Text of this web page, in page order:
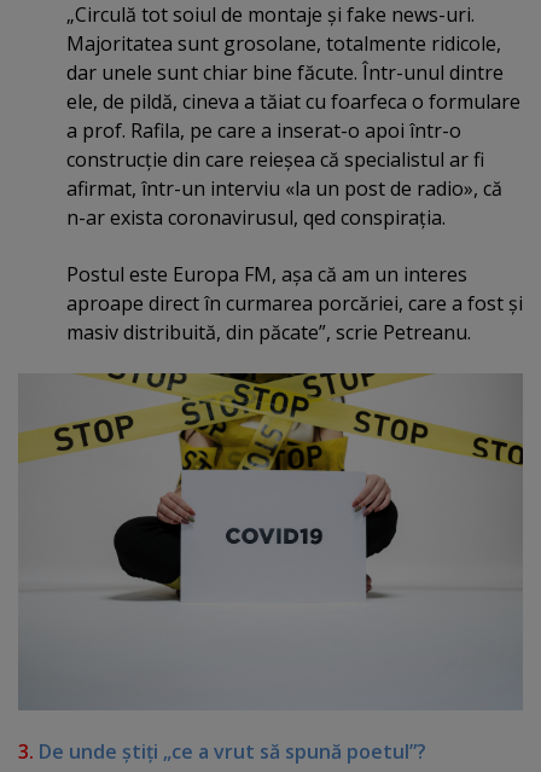
„Circulă tot soiul de montaje şi fake news-uri.
Majoritatea sunt grosolane, totalmente ridicole,
dar unele sunt chiar bine făcute. Într-unul dintre
ele, de pildă, cineva a tăiat cu foarfeca o formulare
a prof. Rafila, pe care a inserat-o apoi într-o
construcţie din care reieşea că specialistul ar fi
afirmat, într-un interviu «la un post de radio», că
n-ar exista coronavirusul, qed conspiraţia.
Postul este Europa FM, aşa că am un interes
aproape direct în curmarea porcăriei, care a fost şi
masiv distribuită, din păcate”, scrie Petreanu.
3. De unde ştiţi „ce a vrut să spună poetul”?